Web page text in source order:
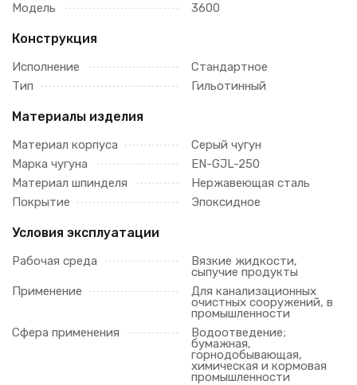
Модель
3600
Конструкция
Исполнение
Стандартное
Тип
Гильотинный
Материалы изделия
Материал корпуса
Серый чугун
Марка чугуна
EN-GJL-250
Материал шпинделя
Нержавеющая сталь
Покрытие
Эпоксидное
Условия эксплуатации
Рабочая среда Вязкие жидкости,
сыпучие продукты
Применение
Для канализационных
очистных сооружений, в
промышленности
Сфера применения
Водоотведение;
бумажная,
горнодобывающая,
химическая и кормовая
промышленности